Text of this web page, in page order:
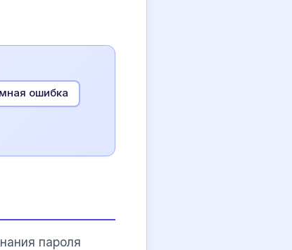
ошибка
пароля